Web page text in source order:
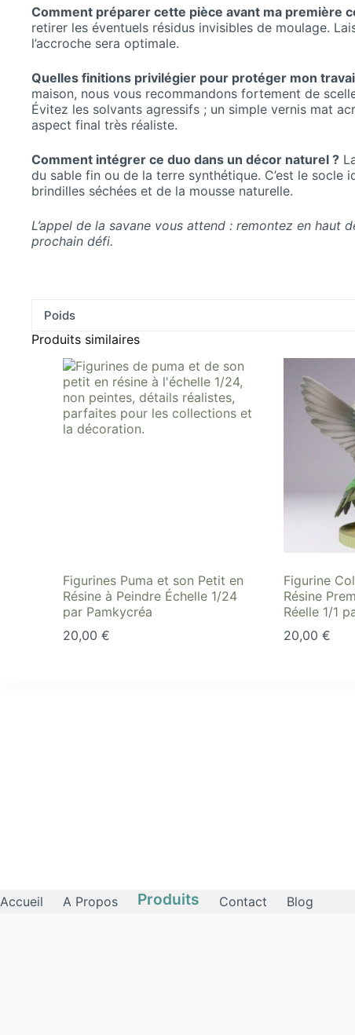
Comment préparer cette pièce avant ma première
retirer les éventuels résidus invisibles de moulage.
l’accroche sera optimale.
Quelles finitions privilégier pour protéger mon
maison, nous vous recommandons fortement de
Évitez les solvants agressifs ; un simple vernis mat
aspect final très réaliste.
Comment intégrer ce duo dans un décor naturel ?
du sable fin ou de la terre synthétique. C’est le
brindilles séchées et de la mousse naturelle.
L’appel de la savane vous attend : remontez en
prochain défi.
Poids
Produits similaires
Figurines Puma et son Petit en
Résine à Peindre Échelle 1/24
par Pamkycréa
20,00 €
Figurine
Résine
Réelle 1/1
20,00 €
Accueil A Propos Produits Contact
Blog